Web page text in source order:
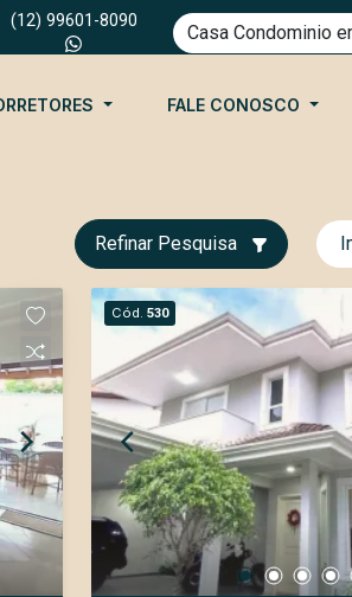
(12) 99601-8090
FALE CONOSCO
Refinar Pesquisa
Cód. 530